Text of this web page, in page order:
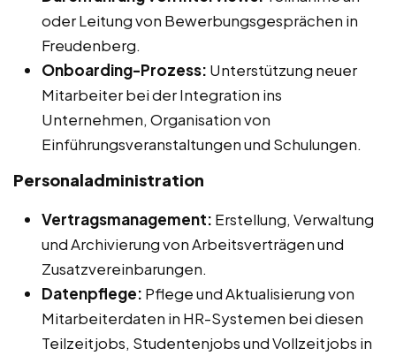
oder Leitung von Bewerbungsgesprächen in
Freudenberg.
Onboarding-Prozess: Unterstützung neuer
Mitarbeiter bei der Integration ins
Unternehmen, Organisation von
Einführungsveranstaltungen und Schulungen.
Personaladministration
Vertragsmanagement: Erstellung, Verwaltung
und Archivierung von Arbeitsverträgen und
Zusatzvereinbarungen.
Datenpflege: Pflege und Aktualisierung von
Mitarbeiterdaten in HR-Systemen bei diesen
Teilzeitjobs, Studentenjobs und Vollzeitjobs in